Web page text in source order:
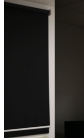
Tarifs et services
1/2 journée- Entre 9h